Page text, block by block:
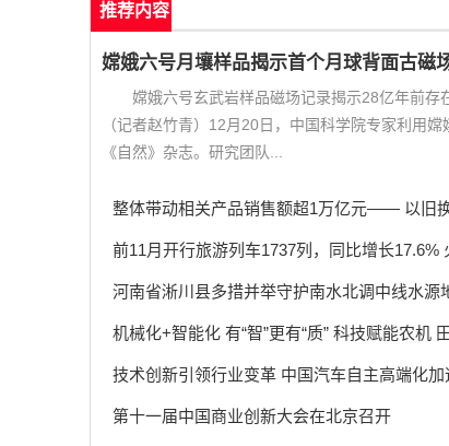
推荐内容
嫦娥六号月壤样品揭示首个月球背面古磁
嫦娥六号玄武岩样品磁场记录揭示28亿年前
（记者赵竹青）12月20日，中国科学院专家利用
《自然》杂志。研究团队...
整体带动相关产品销售额超1万亿元—— 以旧
前11月开行旅游列车1737列，同比增长17.6%
河南省淅川县多措并举守护南水北调中线水源
机械化+智能化 有“智”更有“质” 科技赋能农机
技术创新引领行业变革 中国汽车自主高端化加
第十一届中国商业创新大会在北京召开